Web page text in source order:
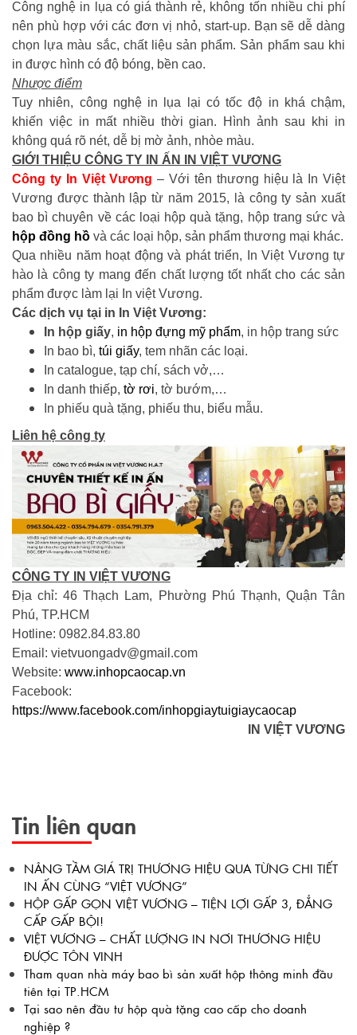
Công nghệ in lụa có giá thành rẻ, không tốn nhiều chi phí
nên phù hợp với các đơn vị nhỏ, start-up. Bạn sẽ dễ dàng
chọn lựa màu sắc, chất liệu sản phẩm. Sản phẩm sau khi
in được hình có độ bóng, bền cao.
Nhược điểm
Tuy nhiên, công nghệ in lụa lại có tốc độ in khá chậm,
khiến việc in mất nhiều thời gian. Hình ảnh sau khi in
không quá rõ nét, dễ bị mờ ảnh, nhòe màu.
GIỚI THIỆU CÔNG TY IN ẤN IN VIỆT VƯƠNG
Công ty In Việt Vương – Với tên thương hiệu là In Việt
Vương được thành lập từ năm 2015, là công ty sản xuất
bao bì chuyên về các loại hộp quà tặng, hộp trang sức và
hộp đồng hồ và các loại hộp, sản phẩm thương mại khác.
Qua nhiều năm hoạt động và phát triển, In Việt Vương tự
hào là công ty mang đến chất lượng tốt nhất cho các sản
phẩm được làm lại In việt Vương.
Các dịch vụ tại in In Việt Vương:
In hộp giấy, in hộp đựng mỹ phẩm, in hộp trang sức
In bao bì, túi giấy, tem nhãn các loại.
In catalogue, tạp chí, sách vở,…
In danh thiếp, tờ rơi, tờ bướm,…
In phiếu quà tặng, phiếu thu, biểu mẫu.
Liên hệ công ty
CÔNG TY IN VIỆT VƯƠNG
Địa chỉ: 46 Thạch Lam, Phường Phú Thạnh, Quận Tân
Phú, TP.HCM
Hotline: 0982.84.83.80
Email: vietvuongadv@gmail.com
Website: www.inhopcaocap.vn
Facebook:
https://www.facebook.com/inhopgiaytuigiaycaocap
IN VIỆT VƯƠNG
Tin liên quan
NÂNG TẦM GIÁ TRỊ THƯƠNG HIỆU QUA TỪNG CHI TIẾT
IN ẤN CÙNG “VIỆT VƯƠNG”
HỘP GẤP GỌN VIỆT VƯƠNG – TIỆN LỢI GẤP 3, ĐẲNG
CẤP GẤP BỘI!
VIỆT VƯƠNG – CHẤT LƯỢNG IN NƠI THƯƠNG HIỆU
ĐƯỢC TÔN VINH
Tham quan nhà máy bao bì sản xuất hộp thông minh đầu
tiên tại TP.HCM
Tại sao nên đầu tư hộp quà tặng cao cấp cho doanh
nghiệp ?